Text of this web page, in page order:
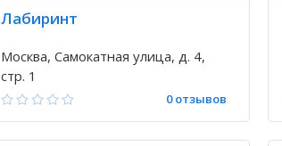
Лабиринт
Москва, Самокатная улица, д. 4,
стр. 1
0 отзывов